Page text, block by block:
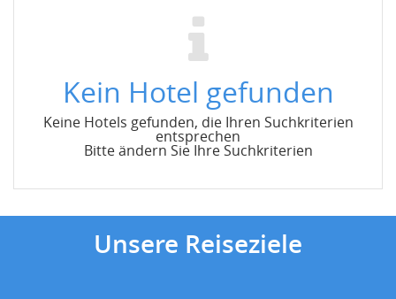
Kein Hotel gefunden
Keine Hotels gefunden, die Ihren Suchkriterien
entsprechen
Bitte ändern Sie Ihre Suchkriterien
Unsere Reiseziele